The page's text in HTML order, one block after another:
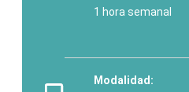
1 hora semanal
Modalidad: